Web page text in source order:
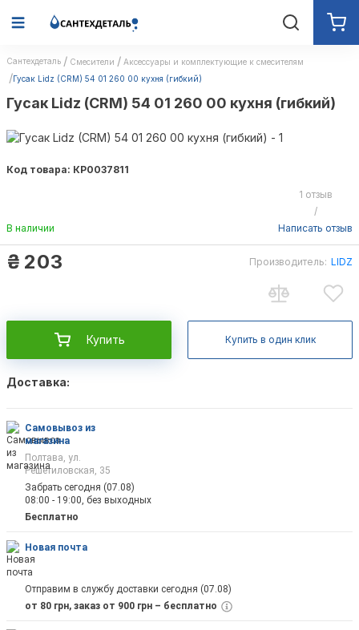
Сантехдеталь Смесители
Аксессуары и комплектующие к смесителям
Гусак Lidz (CRM) 54 01 260 00 кухня (гибкий)
Гусак Lidz (CRM) 54 01 260 00 кухня (гибкий)
Код товара: КР0037811
В наличии
1 отзыв
/
Написать отзыв
₴ 203 Производитель: LIDZ
Купить Купить в один клик
Доставка:
Самовывоз из
магазина
Полтава, ул.
Решетиловская, 35
Забрать сегодня (07.08)
08:00 - 19:00, без выходных
Бесплатно
Новая почта
Отправим в службу доставки сегодня (07.08)
от 80 грн, заказ от 900 грн – бесплатно